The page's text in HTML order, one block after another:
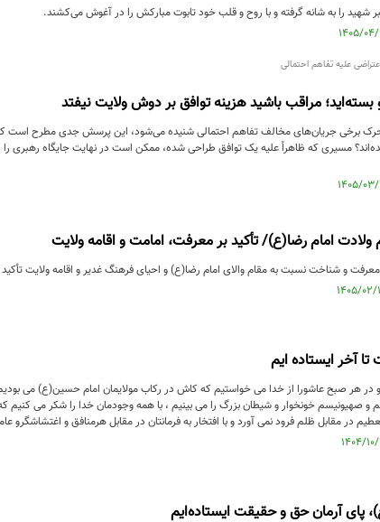
شهید را به شانه گرفته و با روح و قلب خود تابوت مبارکش را در آغوش می‌کشند.
علیه تفاهم احتمالی
مراقب باشید هزینه توافق بر دوش ولایت نیفتد
برخی جریان‌های مخالف تفاهم احتمالی شنیده می‌شود، این پرسش جدی مطرح است که
مسیری که ظاهراً علیه یک توافق طراحی شده، ممکن است در نهایت جایگاه
ولادت امام رضا(ع)/ تأکید بر معرفت، امامت و اقامه ولایت
و شناخت نسبت به مقام والای امام رضا(ع) و احیای فرهنگ غدیر و اقامه ولایت
تا آخر ایستاده ایم
در هر صبح عاشورا از خدا می خواستیم که کاش در رکاب مولایمان امام حسین(ع) می
و صهیونیسم خونخوار و شیطان بزرگ را می بینیم ، با همه وجودمان خدا را شکر می کنیم
در مقابل ظلم فرود نمی آورد و با افتخار به فرمانتان در مقابل هرمنافق و اغتشاشگرو
پای آرمان حق و حقیقت ایستاده‌ایم